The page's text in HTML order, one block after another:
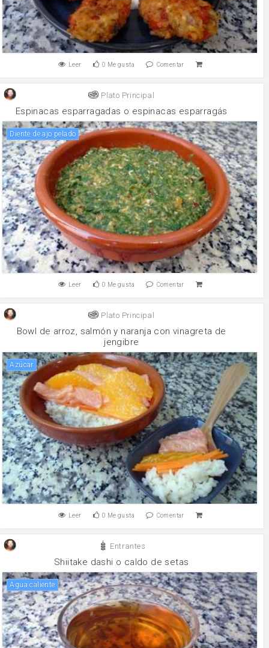
Leer 0 Me gusta Comentar
Plato Principal
Espinacas esparragadas o espinacas esparragás
Diente de ajo pelado
Leer 0 Me gusta Comentar
Plato Principal
Bowl de arroz, salmón y naranja con vinagreta de
jengibre
Azúcar
Leer 0 Me gusta Comentar
Entrantes
Shiitake dashi o caldo de setas
agua caliente